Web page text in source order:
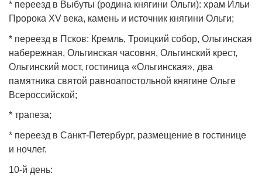
* переезд в Выбуты (родина княгини Ольги): храм Ильи
Пророка XV века, камень и источник княгини Ольги;
* переезд в Псков: Кремль, Троицкий собор, Ольгинская
набережная, Ольгинская часовня, Ольгинский крест,
Ольгинский мост, гостиница «Ольгинская», два
памятника святой равноапостольной княгине Ольге
Всероссийской;
* трапеза;
* переезд в Санкт‑Петербург, размещение в гостинице
и ночлег.
10‑й день: